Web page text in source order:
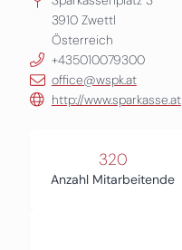
3910 Zwettl
Österreich
+435010079300
office@wspk.at
http://www.sparkasse.at
320
Anzahl Mitarbeitende